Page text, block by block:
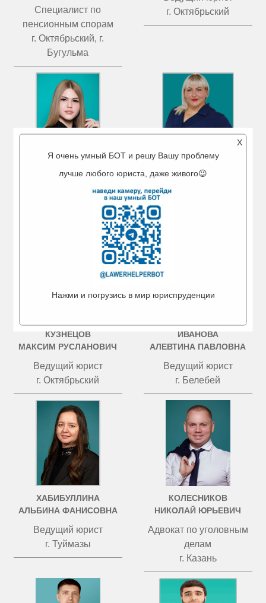
Специалист по
пенсионным спорам
г. Октябрьский, г.
Бугульма
г. Октябрьский
МИГРАНОВА
ЧИСТОВА
КУЗНЕЦОВ
МАКСИМ РУСЛАНОВИЧ
Ведущий юрист
г. Октябрьский
ИВАНОВА
АЛЕВТИНА ПАВЛОВНА
Ведущий юрист
г. Белебей
ХАБИБУЛЛИНА
АЛЬБИНА ФАНИСОВНА
Ведущий юрист
г. Туймазы
КОЛЕСНИКОВ
НИКОЛАЙ ЮРЬЕВИЧ
Адвокат по уголовным
делам
г. Казань
X
Я очень умный БОТ и решу Вашу проблему
лучше любого юриста, даже живого😉
Нажми и погрузись в мир юриспруденции